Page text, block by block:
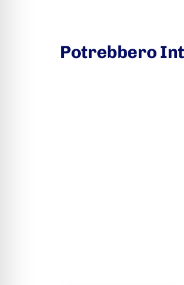
Potrebbero